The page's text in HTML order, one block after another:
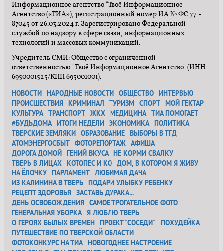
Информационное агентство "Твоё Информационное
Агентство («ТИА»), регистрационный номер ИА № ФС 77 -
87045 от 26.03.2024 г. Зарегистрировано Федеральной
службой по надзору в сфере связи, информационных
технологий и массовых коммуникаций.
Учредитель СМИ: Общество с ограниченной
ответственностью "Твоё Информационное Агентство" (ИНН
6950001525/КПП 695001001).
НОВОСТИ НАРОДНЫЕ НОВОСТИ ОБЩЕСТВО ИНТЕРВЬЮ
ПРОИСШЕСТВИЯ КРИМИНАЛ ТУРИЗМ СПОРТ МОЙ ГЕКТАР
КУЛЬТУРА ТРАНСПОРТ ЖКХ МЕДИЦИНА ТИА ПОМОГАЕТ
#БУДЬДОМА ИТОГИ НЕДЕЛИ ЭКОНОМИКА ПОЛИТИКА
ТВЕРСКИЕ ЗЕМЛЯКИ ОБРАЗОВАНИЕ ВЫБОРЫ В ТГД
АТОМЭНЕРГОСБЫТ ФОТОРЕПОРТАЖ АФИША
ДОРОГА ДОМОЙ ГЕНИЙ ВКУСА НЕ КОРМИ СВАЛКУ
ТВЕРЬ В ЛИЦАХ КОТОПЕС И КО ДОМ, В КОТОРОМ Я ЖИВУ
НА ЁЛОЧКУ ПАРЛАМЕНТ ЛЮБИМАЯ ДАЧА
ИЗ КАЛИНИНА В ТВЕРЬ ПОДАРИ УЛЫБКУ РЕБЕНКУ
РЕЦЕПТ ЗДОРОВЬЯ ЗАСТАВЬ ДУРАКА...
ДЕНЬ ОСВОБОЖДЕНИЯ САМОЕ ТРОГАТЕЛЬНОЕ ФОТО
ГЕНЕРАЛЬНАЯ УБОРКА Я ЛЮБЛЮ ТВЕРЬ
О ГЕРОЯХ БЫЛЫХ ВРЕМЕН ПРОЕКТ "СОСЕДИ"
ПОХУДЕЙКА
ПУТЕШЕСТВИЕ ПО ТВЕРСКОЙ ОБЛАСТИ
ФОТОКОНКУРС НА ТИА НОВОГОДНЕЕ НАСТРОЕНИЕ